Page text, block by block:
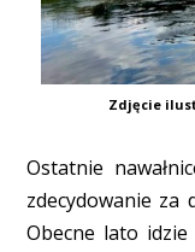
Zdjęcie
Ostatnie
zdecydowanie za
Obecne lato